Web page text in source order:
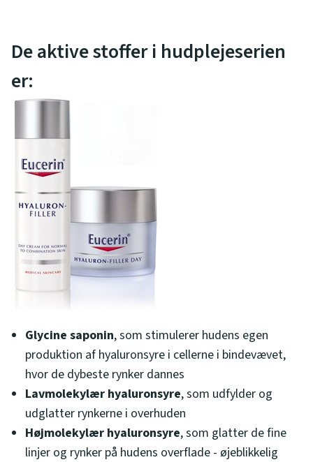
De aktive stoffer i hudplejeserien
er:
Glycine saponin, som stimulerer hudens egen
produktion af hyaluronsyre i cellerne i bindevævet,
hvor de dybeste rynker dannes
Lavmolekylær hyaluronsyre, som udfylder og
udglatter rynkerne i overhuden
Højmolekylær hyaluronsyre, som glatter de fine
linjer og rynker på hudens overflade - øjeblikkelig